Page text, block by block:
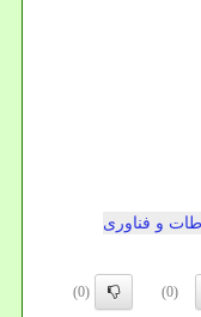
و فناوری
(0)
(0)